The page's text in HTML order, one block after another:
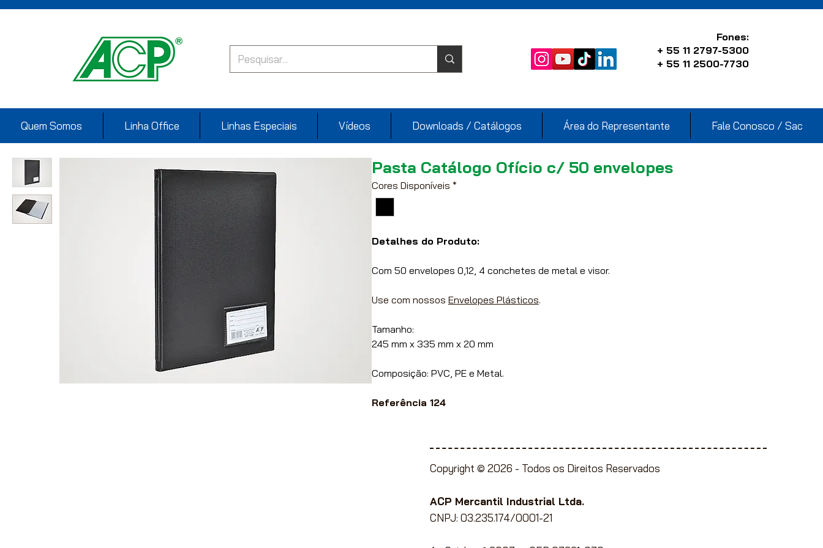
Fones:
+ 55 11 2797-5300
+ 55 11 2500-7730
Quem Somos Linha Office Linhas Especiais Vídeos Downloads / Catálogos Área do Representante Fale Conosco / Sac
Pasta Catálogo Ofício c/ 50 envelopes
Cores Disponíveis *
Detalhes do Produto:
Com 50 envelopes 0,12, 4 conchetes de metal e visor.
Use com nossos Envelopes Plásticos.
Tamanho:
245 mm x 335 mm x 20 mm
Composição: PVC, PE e Metal.
Referência 124
Copyright © 2026 - Todos os Direitos Reservados
ACP Mercantil Industrial Ltda.
CNPJ: 03.235.174/0001-21